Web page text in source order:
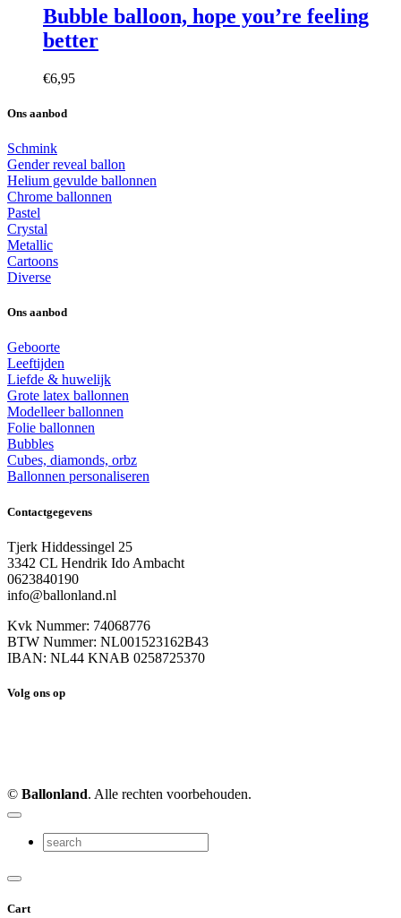
Bubble balloon, hope you’re feeling
better
€6,95
Ons aanbod
Schmink
Gender reveal ballon
Helium gevulde ballonnen
Chrome ballonnen
Pastel
Crystal
Metallic
Cartoons
Diverse
Ons aanbod
Geboorte
Leeftijden
Liefde & huwelijk
Grote latex ballonnen
Modelleer ballonnen
Folie ballonnen
Bubbles
Cubes, diamonds, orbz
Ballonnen personaliseren
Contactgegevens
Tjerk Hiddessingel 25
3342 CL Hendrik Ido Ambacht
0623840190
info@ballonland.nl
Kvk Nummer: 74068776
BTW Nummer: NL001523162B43
IBAN: NL44 KNAB 0258725370
Volg ons op
© Ballonland. Alle rechten voorbehouden.
Cart